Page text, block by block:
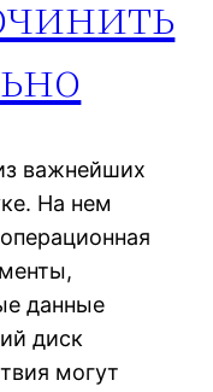
важнейших
На нем
данные
диск
могут